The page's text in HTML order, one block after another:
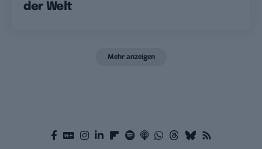
der Welt
Mehr anzeigen